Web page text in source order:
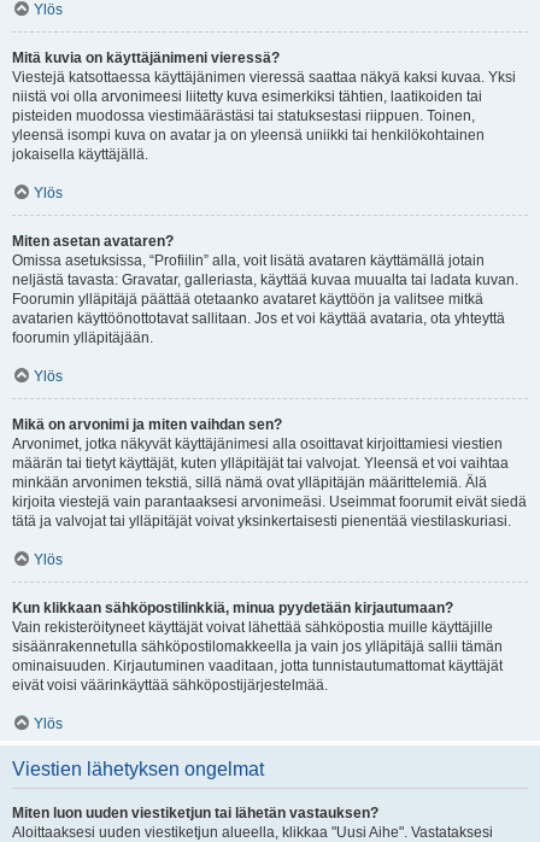
Ylös
Mitä kuvia on käyttäjänimeni vieressä?
Viestejä katsottaessa käyttäjänimen vieressä saattaa näkyä kaksi kuvaa. Yksi
niistä voi olla arvonimeesi liitetty kuva esimerkiksi tähtien, laatikoiden tai
pisteiden muodossa viestimäärästäsi tai statuksestasi riippuen. Toinen,
yleensä isompi kuva on avatar ja on yleensä uniikki tai henkilökohtainen
jokaisella käyttäjällä.
Ylös
Miten asetan avataren?
Omissa asetuksissa, “Profiilin” alla, voit lisätä avataren käyttämällä jotain
neljästä tavasta: Gravatar, galleriasta, käyttää kuvaa muualta tai ladata kuvan.
Foorumin ylläpitäjä päättää otetaanko avataret käyttöön ja valitsee mitkä
avatarien käyttöönottotavat sallitaan. Jos et voi käyttää avataria, ota yhteyttä
foorumin ylläpitäjään.
Ylös
Mikä on arvonimi ja miten vaihdan sen?
Arvonimet, jotka näkyvät käyttäjänimesi alla osoittavat kirjoittamiesi viestien
määrän tai tietyt käyttäjät, kuten ylläpitäjät tai valvojat. Yleensä et voi vaihtaa
minkään arvonimen tekstiä, sillä nämä ovat ylläpitäjän määrittelemiä. Älä
kirjoita viestejä vain parantaaksesi arvonimeäsi. Useimmat foorumit eivät siedä
tätä ja valvojat tai ylläpitäjät voivat yksinkertaisesti pienentää viestilaskuriasi.
Ylös
Kun klikkaan sähköpostilinkkiä, minua pyydetään kirjautumaan?
Vain rekisteröityneet käyttäjät voivat lähettää sähköpostia muille käyttäjille
sisäänrakennetulla sähköpostilomakkeella ja vain jos ylläpitäjä sallii tämän
ominaisuuden. Kirjautuminen vaaditaan, jotta tunnistautumattomat käyttäjät
eivät voisi väärinkäyttää sähköpostijärjestelmää.
Ylös
Viestien lähetyksen ongelmat
Miten luon uuden viestiketjun tai lähetän vastauksen?
Aloittaaksesi uuden viestiketjun alueella, klikkaa "Uusi Aihe". Vastataksesi